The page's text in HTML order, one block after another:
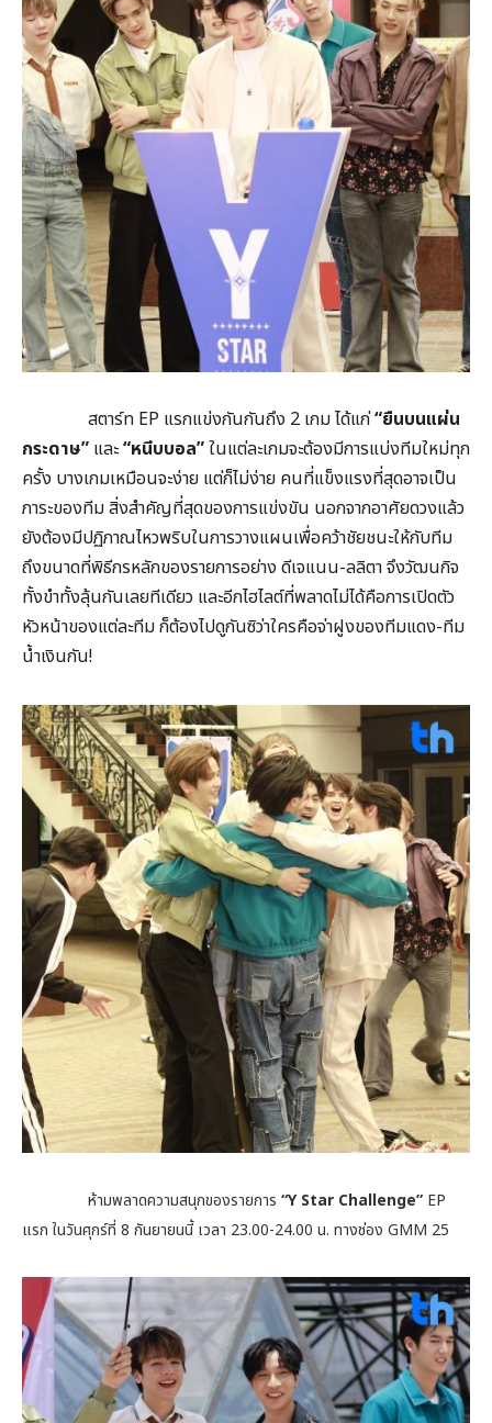
สตาร์ท EP แรกแข่งกันกันถึง 2 เกม ได้แก่“ยืนบนแผ่น
กระดาษ” และ“หนีบบอล”ในแต่ละเกมจะต้องมีการแบ่งทีมใหม่ทุก
ครั้ง บางเกมเหมือนจะง่าย แต่ก็ไม่ง่าย คนที่แข็งแรงที่สุดอาจเป็น
ภาระของทีม สิ่งสำคัญที่สุดของการแข่งขัน นอกจากอาศัยดวงแล้ว
ยังต้องมีปฏิภาณไหวพริบในการวางแผนเพื่อคว้าชัยชนะให้กับทีม
ถึงขนาดที่พิธีกรหลักของรายการอย่าง ดีเจแนน-ลลิตา จึงวัฒนกิจ
ทั้งขำทั้งลุ้นกันเลยทีเดียว และอีกไฮไลต์ที่พลาดไม่ได้คือการเปิดตัว
หัวหน้าของแต่ละทีม ก็ต้องไปดูกันซิว่าใครคือจ่าฝูงของทีมแดง-ทีม
น้ำเงินกัน!
ห้ามพลาดความสนุกของรายการ “Y Star Challenge” EP
แรก ในวันศุกร์ที่ 8 กันยายนนี้ เวลา 23.00-24.00 น. ทางช่อง GMM 25